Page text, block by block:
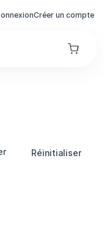
Créer un compte
Réinitialiser